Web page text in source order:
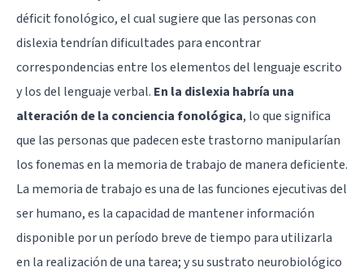
déficit fonológico, el cual sugiere que las personas con
dislexia tendrían dificultades para encontrar
correspondencias entre los elementos del lenguaje escrito
y los del lenguaje verbal. En la dislexia habría una
alteración de la conciencia fonológica, lo que significa
que las personas que padecen este trastorno manipularían
los fonemas en la memoria de trabajo de manera deficiente.
La memoria de trabajo es una de las funciones ejecutivas del
ser humano, es la capacidad de mantener información
disponible por un período breve de tiempo para utilizarla
en la realización de una tarea; y su sustrato neurobiológico